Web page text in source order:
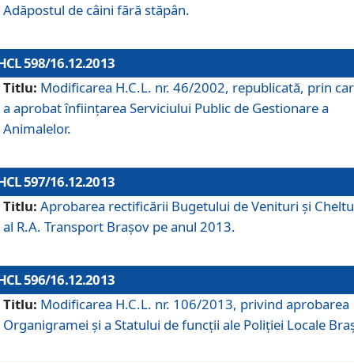
Adăpostul de câini fără stăpân.
598/16.12.2013
Titlu: Modificarea H.C.L. nr. 46/2002, republicată, prin
a aprobat înfiinţarea Serviciului Public de Gestionare a
Animalelor.
597/16.12.2013
Titlu: Aprobarea rectificării Bugetului de Venituri şi
al R.A. Transport Braşov pe anul 2013.
596/16.12.2013
Titlu: Modificarea H.C.L. nr. 106/2013, privind aprobarea
Organigramei şi a Statului de funcţii ale Poliţiei Locale